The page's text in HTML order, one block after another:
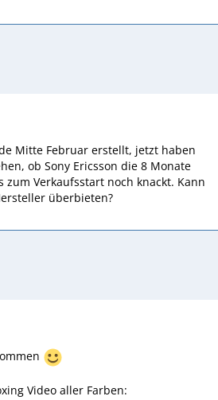
Mitte Februar erstellt, jetzt haben
ob Sony Ericsson die 8 Monate
Verkaufsstart noch knackt. Kann
überbieten?
Video aller Farben: